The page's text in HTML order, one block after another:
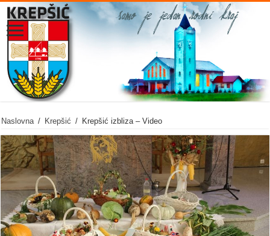
Naslovna / Krepšić / Krepšić izbliza – Video